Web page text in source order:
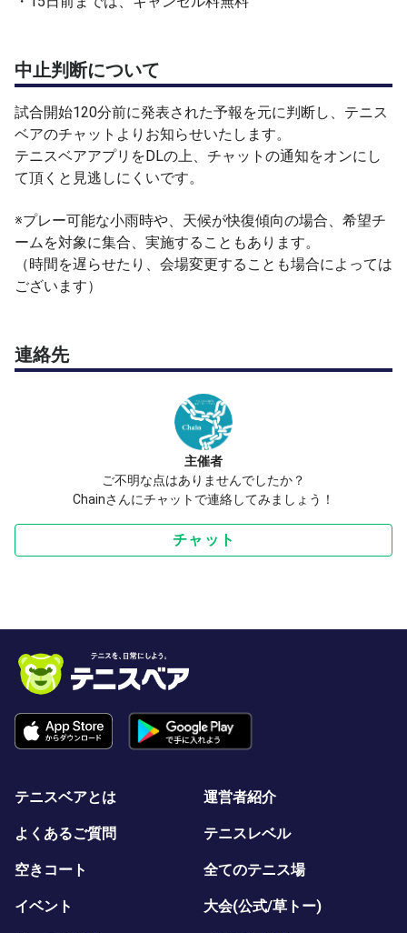
中止判断について
試合開始120分前に発表された予報を元に判断し、テニス
ベアのチャットよりお知らせいたします。
テニスベアアプリをDLの上、チャットの通知をオンにし
て頂くと見逃しにくいです。
※プレー可能な小雨時や、天候が快復傾向の場合、希望チ
ームを対象に集合、実施することもあります。
（時間を遅らせたり、会場変更することも場合によっては
ございます）
連絡先
主催者
ご不明な点はありませんでしたか？
Chainさんにチャットで連絡してみましょう！
チャット
テニスベアとは 運営者紹介
よくあるご質問 テニスレベル
空きコート 全てのテニス場
イベント 大会(公式/草トー)